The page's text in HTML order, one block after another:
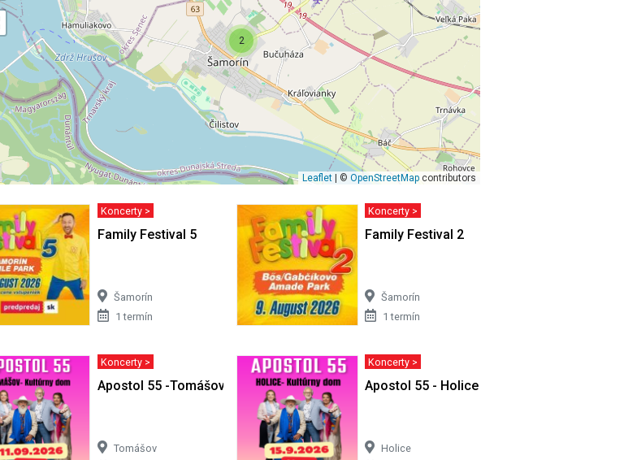
2
Leaflet | ©OpenStreetMap contributors
Koncerty >
Family Festival 5
Šamorín
1 termín
Koncerty >
Family Festival 2
Šamorín
1 termín
Koncerty >
Apostol 55 -Tomášov
Tomášov
Koncerty >
Apostol 55 - Holice
Holice